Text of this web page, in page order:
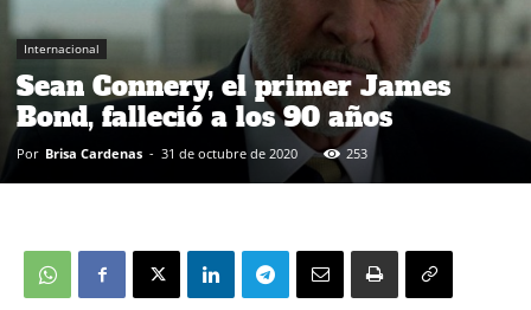
Internacional
Sean Connery, el primer James
Bond, falleció a los 90 años
Por Brisa Cardenas - 31 de octubre de 2020 253